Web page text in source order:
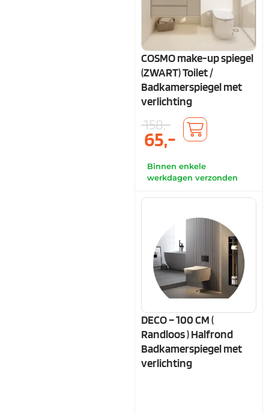
COSMO make-up spiegel
(ZWART) Toilet /
Badkamerspiegel met
verlichting
158,-
65,-
Binnen enkele
werkdagen verzonden
DECO – 100 CM (
Randloos ) Halfrond
Badkamerspiegel met
verlichting